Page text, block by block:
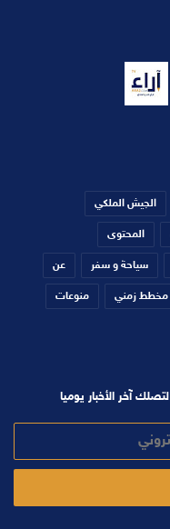
الجيش الملكي
المحتوى
سياحة و سفر عن
مخطط زمني منوعات
آخر الأخبار يوميا